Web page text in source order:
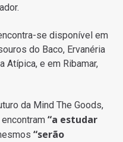
se disponível em
do Baco, Ervanéria
Atípica, e em Ribamar,
da Mind The Goods,
encontram“a estudar
“serão